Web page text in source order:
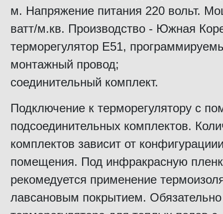
м. Напряжение питания 220 вольт.
ватт/м.кв. Производство - Южная
терморегулятор Е51,
монтажный провод;
соединительный комплект.
Подключение к терморегулятору с
подсоединительных комплектов.
комплектов зависит от
помещения. Под инфракрасную
рекомедуется применение
лавсановым покрытием.